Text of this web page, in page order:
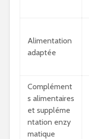
Alimentation
adaptée
Complément
s alimentaires
et suppléme
ntation enzy
matique